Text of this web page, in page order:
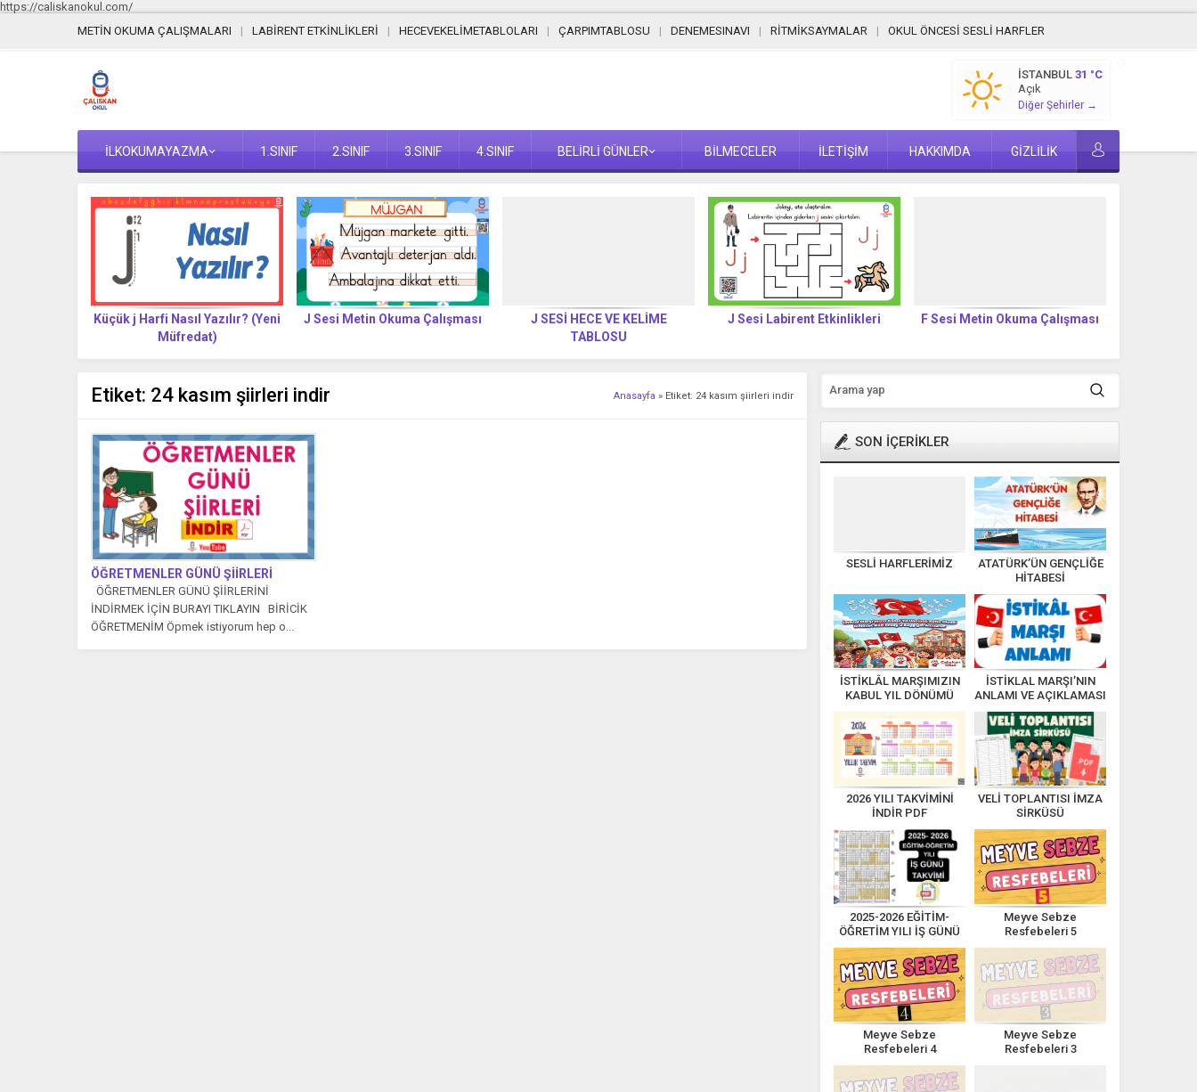
https://caliskanokul.com/
METİN OKUMA ÇALIŞMALARI
LABİRENT ETKİNLİKLERİ HECEVEKELİMETABLOLARI ÇARPIMTABLOSU DENEMESINAVI RİTMİKSAYMALAR OKUL ÖNCESİ SESLİ HARFLER
İSTANBUL 31 °C
Açık
Diğer Şehirler →
İLKOKUMAYAZMA 1.SINIF 2.SINIF 3.SINIF 4.SINIF BELİRLİ GÜNLER BİLMECELER İLETİŞİM HAKKIMDA GİZLİLİK
Küçük j Harfi Nasıl Yazılır? (Yeni
Müfredat)
J Sesi Metin Okuma Çalışması
J SESİ HECE VE KELİME
TABLOSU
J Sesi Labirent Etkinlikleri F Sesi Metin Okuma Çalışması
Anasayfa » Etiket: 24 kasım şiirleri indir
Etiket: 24 kasım şiirleri indir
ÖĞRETMENLER GÜNÜ ŞİİRLERİ
ÖĞRETMENLER GÜNÜ ŞİİRLERİNİ
İNDİRMEK İÇİN BURAYI TIKLAYIN BİRİCİK
ÖĞRETMENİM Öpmek istiyorum hep o...
SON İÇERİKLER
SESLİ HARFLERİMİZ
ATATÜRK’ÜN GENÇLİĞE
HİTABESİ
İSTİKLÂL MARŞIMIZIN
KABUL YIL DÖNÜMÜ
KUTLU OLSUN
İSTİKLAL MARŞI’NIN
ANLAMI VE AÇIKLAMASI
2026 YILI TAKVİMİNİ
İNDİR PDF
VELİ TOPLANTISI İMZA
SİRKÜSÜ
2025-2026 EĞİTİM-
ÖĞRETİM YILI İŞ GÜNÜ
TAKVİMİ
Meyve Sebze
Resfebeleri 5
Meyve Sebze
Resfebeleri 4
Meyve Sebze
Resfebeleri 3